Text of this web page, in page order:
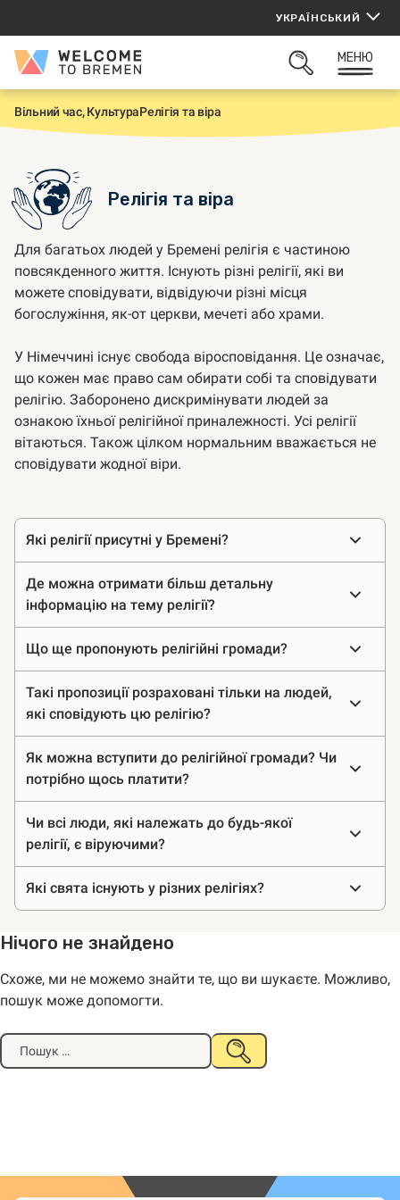
вмісту
УКРАЇНСЬКИЙ
Welcome
Bremen
ВІДКРИТИ
МЕНЮ
H
o
Вільний час, КультураРелігія та віра
Релігія та віра
Для багатьох людей у Бремені релігія є частиною
повсякденного життя. Існують різні релігії, які ви
можете сповідувати, відвідуючи різні місця
богослужіння, як-от церкви, мечеті або храми.
У Німеччині існує свобода віросповідання. Це означає,
що кожен має право сам обирати собі та сповідувати
релігію. Заборонено дискримінувати людей за
ознакою їхньої релігійної приналежності. Усі релігії
вітаються. Також цілком нормальним вважається не
сповідувати жодної віри.
Часто
задавані
питання
Які релігії присутні у Бремені?
Де можна отримати більш детальну
інформацію на тему релігії?
Що ще пропонують релігійні громади?
Такі пропозиції розраховані тільки на людей,
які сповідують цю релігію?
Як можна вступити до релігійної громади? Чи
потрібно щось платити?
Чи всі люди, які належать до будь-якої
релігії, є віруючими?
Які свята існують у різних релігіях?
Нічого не знайдено
Схоже, ми не можемо знайти те, що ви шукаєте. Можливо,
пошук може допомогти.
Шукати:
НАДІСЛАТИ